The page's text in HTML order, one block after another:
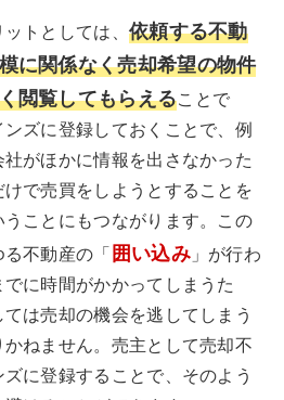
トとしては、 依頼する不動
に関係なく売却希望の物件
閲覧してもらえることで
ズに登録しておくことで、例
社がほかに情報を出さなかった
けで売買をしようとすることを
ことにもつながります。この
不動産の「囲い込み」が行わ
に時間がかかってしまうた
は売却の機会を逃してしまう
ねません。売主として売却不
に登録することで、そのよう